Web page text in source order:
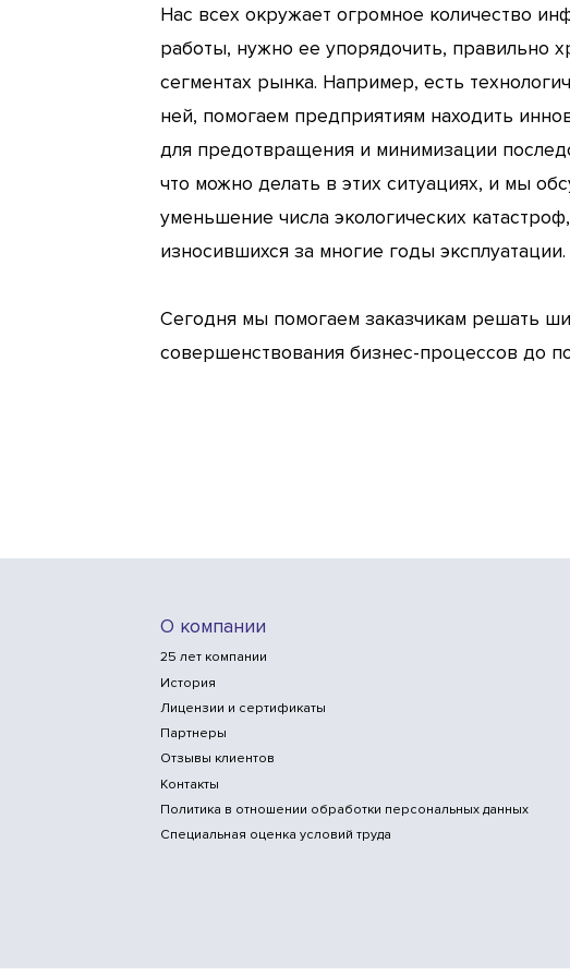
Нас всех окружает огромное количество
работы, нужно ее упорядочить, правильно
сегментах рынка. Например, есть
ней, помогаем предприятиям находить
для предотвращения и минимизации
что можно делать в этих ситуациях, и мы
уменьшение числа экологических
износившихся за многие годы эксплуатации.
Сегодня мы помогаем заказчикам решать
совершенствования бизнес-процессов до
О компании
25 лет компании
История
Лицензии и сертификаты
Партнеры
Отзывы клиентов
Контакты
Политика в отношении обработки персональных данных
Специальная оценка условий труда